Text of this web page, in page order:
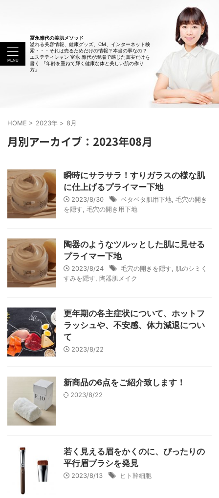
冨永雅代の美肌メソッド
溢れる美容情報、健康グッズ、CM、インターネット検
索・・・それは売るためだけの情報？本当の事なの？
エステティシャン 富永 雅代が現場で感じた真実だけを
書く 『年齢を重ねて輝く健康な体と美しい肌の作り
方』
HOME > 2023年 > 8月
月別アーカイブ：2023年08月
瞬時にサラサラ！すりガラスの様な肌
に仕上げるプライマー下地
2023/8/30 ベタベタ肌用下地 毛穴の開き
を隠す 毛穴の開き用下地
陶器のようなツルッとした肌に見せる
プライマー下地
2023/8/24 毛穴の開きを隠す
肌のシミく
すみを隠す 陶器肌メイク
更年期の各主症状について、ホットフ
ラッシュや、不安感、体力減退につい
て
2023/8/22
新商品の6点をご紹介致します！
2023/8/22
若く見える眉をかくのに、ぴったりの
平行眉ブラシを発見
2023/8/13 ヒト幹細胞